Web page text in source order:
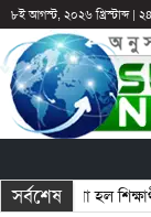
৮ই আগস্ট, ২০২৬ খ্রিস্টাব্দ|
সর্বশেষ
রাখা হল